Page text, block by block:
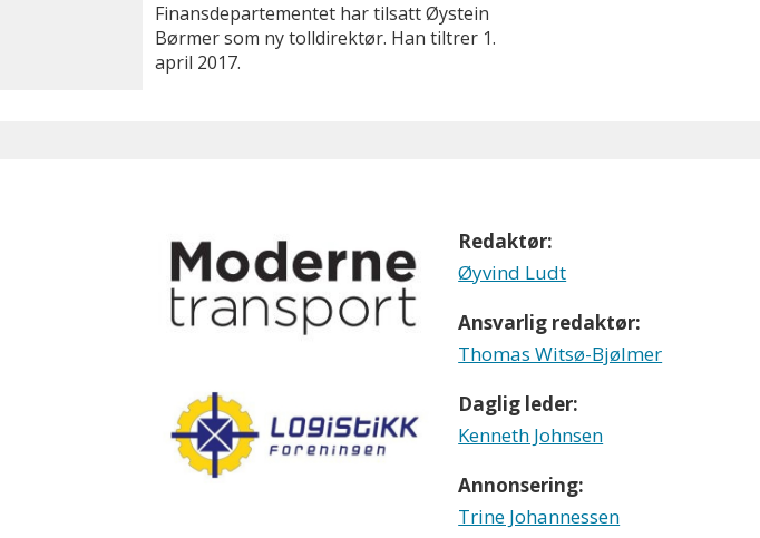
Finansdepartementet har tilsatt Øystein
Børmer som ny tolldirektør. Han tiltrer 1.
april 2017.
Redaktør:
Øyvind Ludt
Ansvarlig redaktør:
Thomas Witsø-Bjølmer
Daglig leder:
Kenneth Johnsen
Annonsering:
Trine Johannessen